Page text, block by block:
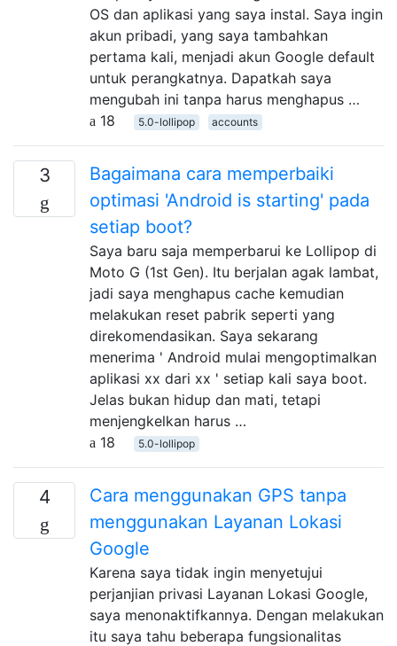
OS dan aplikasi yang saya instal. Saya ingin
akun pribadi, yang saya tambahkan
pertama kali, menjadi akun Google default
untuk perangkatnya. Dapatkah saya
mengubah ini tanpa harus menghapus …
18
5.0-lollipop accounts
3
Bagaimana cara memperbaiki
optimasi 'Android is starting' pada
setiap boot?
Saya baru saja memperbarui ke Lollipop di
Moto G (1st Gen). Itu berjalan agak lambat,
jadi saya menghapus cache kemudian
melakukan reset pabrik seperti yang
direkomendasikan. Saya sekarang
menerima ' Android mulai mengoptimalkan
aplikasi xx dari xx ' setiap kali saya boot.
Jelas bukan hidup dan mati, tetapi
menjengkelkan harus …
18
5.0-lollipop
4
Cara menggunakan GPS tanpa
menggunakan Layanan Lokasi
Google
Karena saya tidak ingin menyetujui
perjanjian privasi Layanan Lokasi Google,
saya menonaktifkannya. Dengan melakukan
itu saya tahu beberapa fungsionalitas